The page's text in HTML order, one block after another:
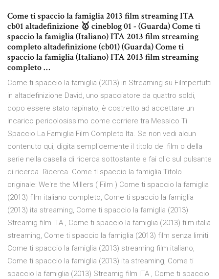
Come ti spaccio la famiglia 2013 film streaming ITA
cb01 altadefinizione 🥇 cineblog 01 - (Guarda) Come ti
spaccio la famiglia (Italiano) ITA 2013 film streaming
completo altadefinizione (cb01) (Guarda) Come ti
spaccio la famiglia (Italiano) ITA 2013 film streaming
completo …
Come ti spaccio la famiglia (2013) in Streaming su Filmpertutti
in altadefinizione David, uno spacciatore da quattro soldi,
dopo essere stato rapinato, è costretto ad accettare un
incarico pericolosissimo come corriere tra Messico Ti
Spaccio La Famiglia Film Completo Ita. Se non vedi alcun
contenuto qui, digita semplicemente il titolo del film o della
serie nella casella di ricerca sottostante e fai clic sul pulsante
di ricerca. Ricerca. Come ti spaccio la famiglia Titolo
originale: We're the Millers ( Film ) Come ti spaccio la famiglia
(2013) film italiano completo, Come ti spaccio la famiglia
(2013) ita streaming, Come ti spaccio la famiglia (2013)
Streamig film ITA , Come ti spaccio la famiglia (2013) film italia
streaming, Come ti spaccio la famiglia (2013) film senza limiti
Come ti spaccio la famiglia (2013) streaming film italiano,
Come ti spaccio la famiglia (2013) ita streaming, Come ti
spaccio la famiglia (2013) Streamig film ITA , Come ti spaccio